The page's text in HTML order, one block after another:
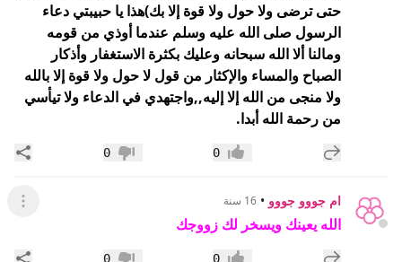
حتى ترضى ولا حول ولا قوة إلا بك)هذا يا حبيبتي دعاء
الرسول صلى الله عليه وسلم عندما أوذي من قومه
ومالنا ألا الله سبحانه وعليك بكثرة الاستغفار وأذكار
الصباح والمساء والإكثار من قول لا حول ولا قوة إلا بالله
ولا منجى من الله إلا إليه,,واجتهدي في الدعاء ولا تيأسي
من رحمة الله أبدا.
إضافة رد جديد إعجاب0 عدم إعجاب
0
ام جووو جووو • 16 سنة عرض
الله يعينك ويسخر لك زووجك
إضافة رد جديد 0
0